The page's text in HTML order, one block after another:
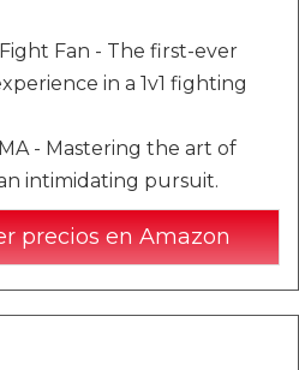
Fan - The first-ever
in a 1v1 fighting
- Mastering the art of
intimidating pursuit.
precios en Amazon